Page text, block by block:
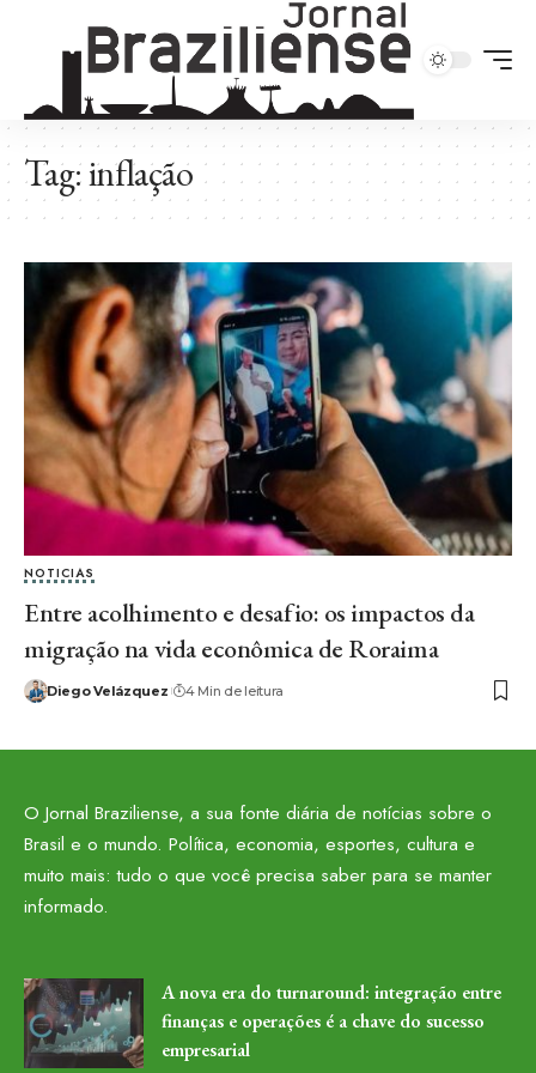
Tag:inflação
NOTICIAS
Entre acolhimento e desafio: os impactos da
migração na vida econômica de Roraima
Diego Velázquez 4 Min de leitura
O Jornal Braziliense, a sua fonte diária de notícias sobre o
Brasil e o mundo. Política, economia, esportes, cultura e
muito mais: tudo o que você precisa saber para se manter
informado.
A nova era do turnaround: integração entre
finanças e operações é a chave do sucesso
empresarial